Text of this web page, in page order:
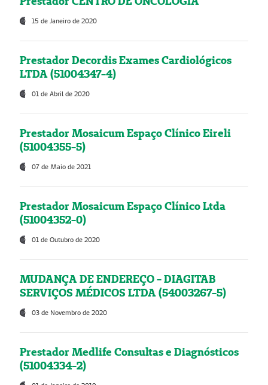
15 de Janeiro de 2020
Prestador Decordis Exames Cardiológicos
LTDA (51004347-4)
01 de Abril de 2020
Prestador Mosaicum Espaço Clínico Eireli
(51004355-5)
07 de Maio de 2021
Prestador Mosaicum Espaço Clínico Ltda
(51004352-0)
01 de Outubro de 2020
MUDANÇA DE ENDEREÇO - DIAGITAB
SERVIÇOS MÉDICOS LTDA (54003267-5)
03 de Novembro de 2020
Prestador Medlife Consultas e Diagnósticos
(51004334-2)